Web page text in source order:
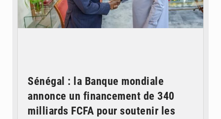
Sénégal : la Banque mondiale
annonce un financement de 340
milliards FCFA pour soutenir les